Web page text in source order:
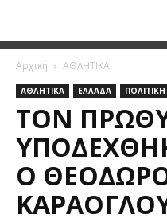
Αρχική ΑΘΛΗΤΙΚΑ
ΑΘΛΗΤΙΚΑ ΕΛΛΑΔΑ ΠΟΛΙΤΙΚΗ
ΤΟΝ
Ο